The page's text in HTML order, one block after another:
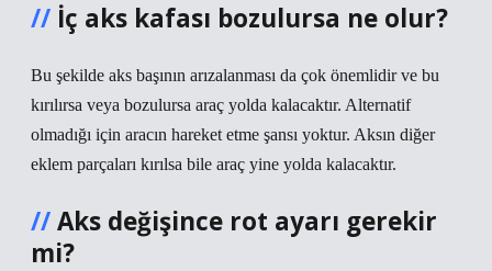
İç aks kafası bozulursa ne olur?
Bu şekilde aks başının arızalanması da çok önemlidir ve bu
kırılırsa veya bozulursa araç yolda kalacaktır. Alternatif
olmadığı için aracın hareket etme şansı yoktur. Aksın diğer
eklem parçaları kırılsa bile araç yine yolda kalacaktır.
Aks değişince rot ayarı gerekir
mi?